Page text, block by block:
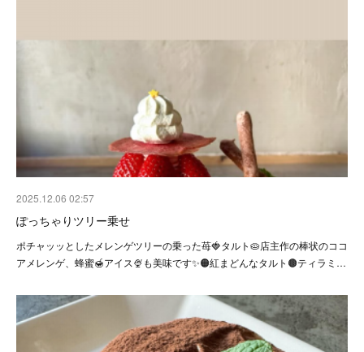
2025.12.06 02:57
ぽっちゃりツリー乗せ
ポチャッッとしたメレンゲツリーの乗った苺🍓タルト🥧店主作の棒状のココ
アメレンゲ、蜂蜜🍯アイス🍨も美味です✨🟠紅まどんなタルト🟤ティラミ…